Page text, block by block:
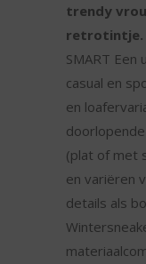
trendy
retrotintje.
SMART Een
casual en
en
(plat of met
en variëren
details als